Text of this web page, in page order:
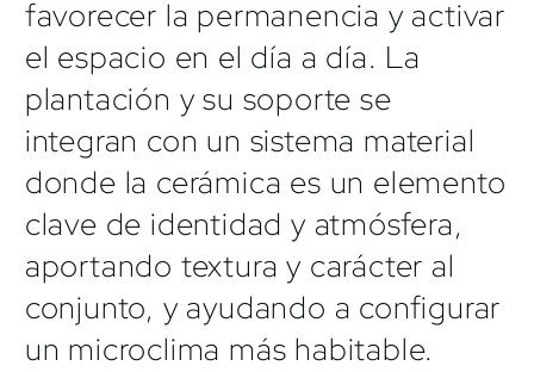
favorecer la permanencia y activar
el espacio en el día a día. La
plantación y su soporte se
integran con un sistema material
donde la cerámica es un elemento
clave de identidad y atmósfera,
aportando textura y carácter al
conjunto, y ayudando a configurar
un microclima más habitable.